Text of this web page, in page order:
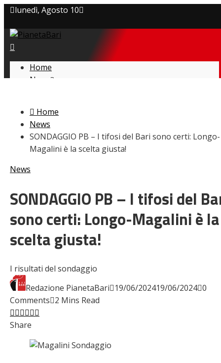
lunedì, Agosto 10
Privacy policy
Cookie Policy
Home
News
L’avversario
Giovanili
Le pagelle
Interviste
Focus
Serie B
Video
Home
News
SONDAGGIO PB – I tifosi del Bari sono certi: Longo-
Magalini è la scelta giusta!
News
SONDAGGIO PB – I tifosi del
sono certi: Longo-Magalini è la
scelta giusta!
I risultati del sondaggio
Redazione PianetaBari 19/06/202419/06/2024 0
Comments 2 Mins Read
Facebook
Twitter
LinkedIn
Pinterest
Stumbleupon
Share